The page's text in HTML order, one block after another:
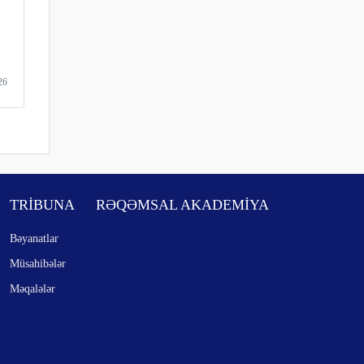
TRİBUNA
Bəyanatlar
Müsahibələr
Məqalələr
RƏQƏMSAL AKADEMİYA